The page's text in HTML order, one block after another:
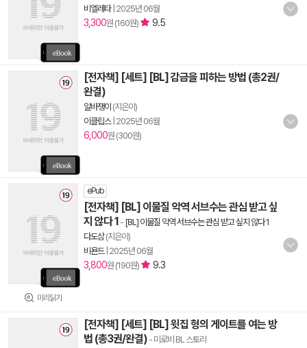
비엘레타| 2025년 06월
3,300원 (160원) 9.5
[전자책] [세트] [BL] 감금을 피하는 방법 (총2권/
완결)
알바쟁이 (지은이)
이클립스| 2025년 06월
6,000원 (300원)
미리읽기
ePub
[전자책] [BL] 이물질 악역 서브수는 관심 받고 싶
지 않다 1 - [BL] 이물질 악역 서브수는 관심 받고 싶지 않다 1
다도삼(지은이)
비욘드| 2025년 06월
3,800원 (190원) 9.3
[전자책] [세트] [BL] 윗집 형의 게이트를 여는 방
법 (총3권/완결) - 미로비 BL 스토리